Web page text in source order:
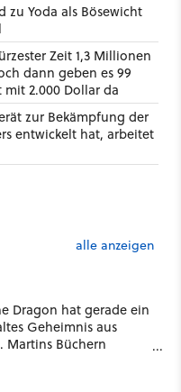
zu Yoda als Bösewicht
Zeit 1,3 Millionen
dann geben es 99
2.000 Dollar da
zur Bekämpfung der
entwickelt hat, arbeitet
alle anzeigen
Dragon hat gerade ein
Geheimnis aus
Martins Büchern